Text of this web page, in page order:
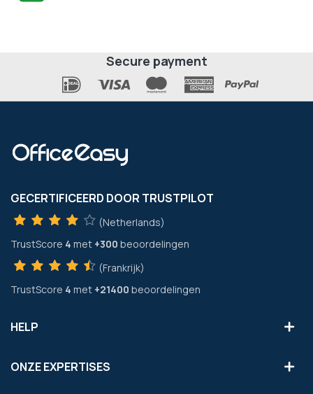
Secure payment
GECERTIFICEERD DOOR TRUSTPILOT
(Netherlands)
TrustScore 4 met +300 beoordelingen
(Frankrijk)
TrustScore 4 met +21400 beoordelingen
HELP
ONZE EXPERTISES